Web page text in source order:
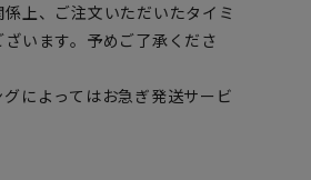
上、ご注文いただいたタイミ
います。予めご了承くださ
によってはお急ぎ発送サービ